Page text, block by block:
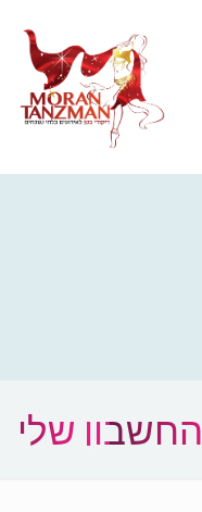
החשבון שלי